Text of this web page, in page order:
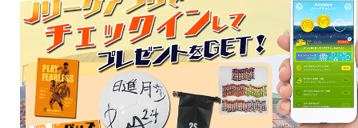
トップチーム アカデミー
スポンサー グッズ